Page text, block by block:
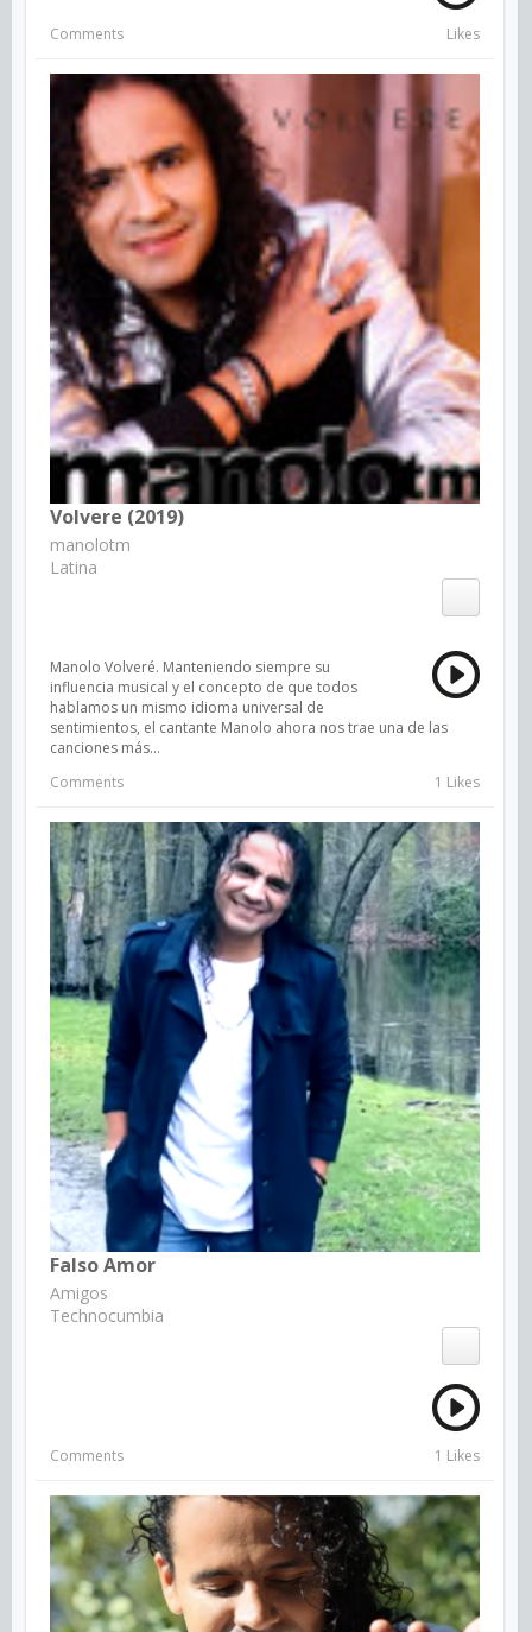
Comments Likes
Volvere (2019)
manolotm
Latina
Manolo Volveré. Manteniendo siempre su
influencia musical y el concepto de que todos
hablamos un mismo idioma universal de
sentimientos, el cantante Manolo ahora nos trae una de las
canciones más...
Comments
1 Likes
Falso Amor
Amigos
Technocumbia
Comments 1 Likes